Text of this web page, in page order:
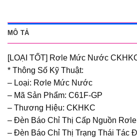
MÔ TẢ
[LOẠI TỐT] Rơle Mức Nước
* Thông Số Kỹ Thuật:
– Loại: Rơle Mức Nước
– Mã Sản Phẩm: C61F-GP
– Thương Hiệu: CKHKC
– Đèn Báo Chỉ Thị Cấp Nguồn Rơle
– Đèn Báo Chỉ Thị Trạng Thái Tác